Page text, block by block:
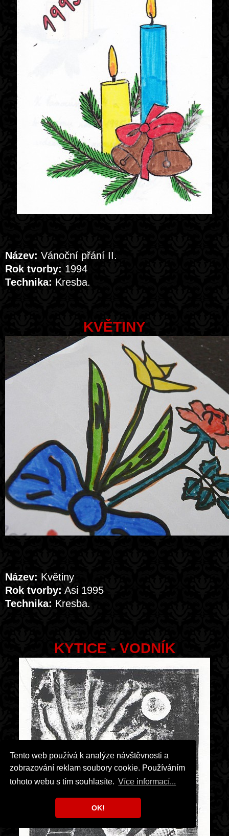
Tento web používá k analýze návštěvnosti a
zobrazování reklam soubory cookie. Používáním
tohoto webu s tím souhlasíte. Více informací...
OK!
Název: Vánoční přání II.
Rok tvorby: 1994
Technika: Kresba.
KVĚTINY
Název: Květiny
Rok tvorby: Asi 1995
Technika: Kresba.
KYTICE - VODNÍK